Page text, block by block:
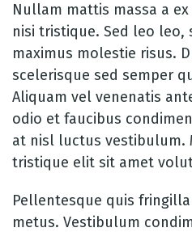
Nullam mattis massa a
nisi tristique. Sed leo leo,
maximus molestie risus.
scelerisque sed semper
Aliquam vel venenatis
odio et faucibus
at nisl luctus vestibulum.
tristique elit sit amet
Pellentesque quis
metus. Vestibulum